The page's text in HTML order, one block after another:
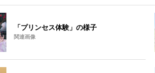
「プリンセス体験」の様子
関連画像